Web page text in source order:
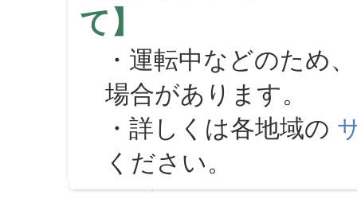
て】
・運転中などのため
場合があります。
・詳しくは各地域の
ください。